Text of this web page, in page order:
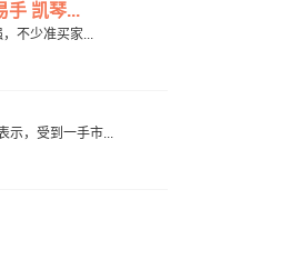
手 凯琴...
不少准买家...
示，受到一手市...